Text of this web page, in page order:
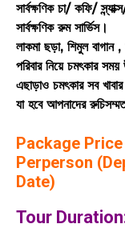
সার্বক্ষণিক চা/ কফি/
সার্বক্ষণিক রুম সার্ভিস।
লাকমা ছড়া, শিমুল বাগান
পরিবার নিয়ে চমৎকার
এছাড়াও চমৎকার সব
যা হবে আপনাদের
Package Price
Perperson
Date)
Tour